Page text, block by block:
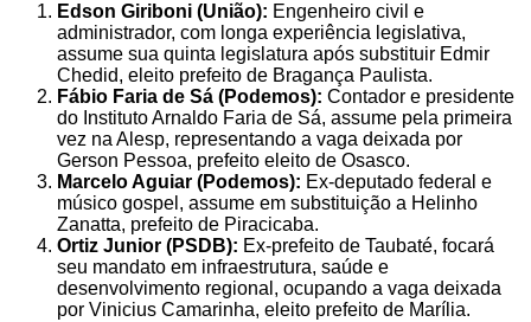
Edson Giriboni (União): Engenheiro civil e
administrador, com longa experiência legislativa,
assume sua quinta legislatura após substituir Edmir
Chedid, eleito prefeito de Bragança Paulista.
Fábio Faria de Sá (Podemos): Contador e presidente
do Instituto Arnaldo Faria de Sá, assume pela primeira
vez na Alesp, representando a vaga deixada por
Gerson Pessoa, prefeito eleito de Osasco.
Marcelo Aguiar (Podemos): Ex-deputado federal e
músico gospel, assume em substituição a Helinho
Zanatta, prefeito de Piracicaba.
Ortiz Junior (PSDB): Ex-prefeito de Taubaté, focará
seu mandato em infraestrutura, saúde e
desenvolvimento regional, ocupando a vaga deixada
por Vinicius Camarinha, eleito prefeito de Marília.